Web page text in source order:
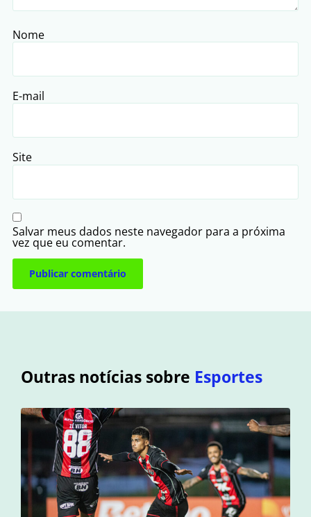
Nome
E-mail
Site
Salvar meus dados neste navegador para a próxima
vez que eu comentar.
Outras notícias sobre Esportes